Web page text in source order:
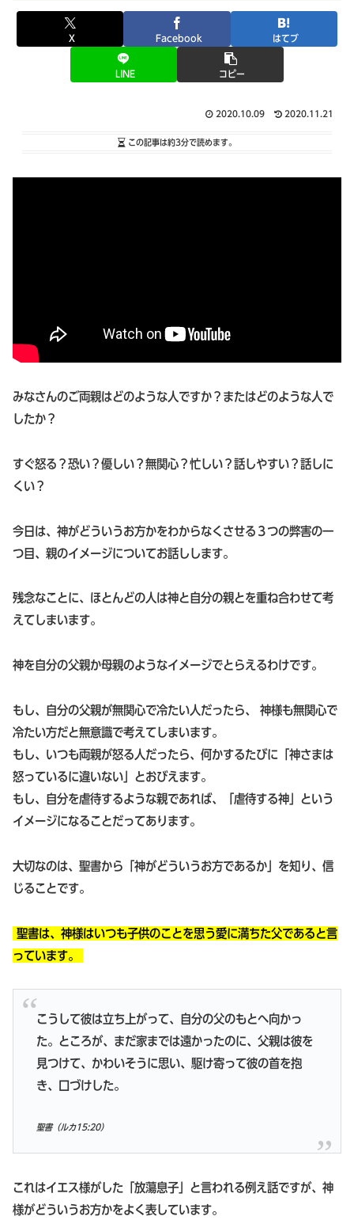
X Facebook はてブ
LINE コピー
2020.10.09 2020.11.21
この記事は約3分で読めます。
みなさんのご両親はどのような人ですか？またはどのような人で
したか？
すぐ怒る？恐い？優しい？無関心？忙しい？話しやすい？話しに
くい？
今日は、神がどういうお方かをわからなくさせる３つの弊害の一
つ目、親のイメージについてお話しします。
残念なことに、ほとんどの人は神と自分の親とを重ね合わせて考
えてしまいます。
神を自分の父親か母親のようなイメージでとらえるわけです。
もし、自分の父親が無関心で冷たい人だったら、 神様も無関心で
冷たい方だと無意識で考えてしまいます。
もし、いつも両親が怒る人だったら、何かするたびに「神さまは
怒っているに違いない」とおびえます。
もし、自分を虐待するような親であれば、「虐待する神」という
イメージになることだってあります。
大切なのは、聖書から「神がどういうお方であるか」を知り、信
じることです。
聖書は、神様はいつも子供のことを思う愛に満ちた父であると言
っています。
こうして彼は立ち上がって、自分の父のもとへ向かっ
た。ところが、まだ家までは遠かったのに、父親は彼を
見つけて、かわいそうに思い、駆け寄って彼の首を抱
き、口づけした。
聖書（ルカ15:20）
これはイエス様がした「放蕩息子」と言われる例え話ですが、神
様がどういうお方かをよく表しています。